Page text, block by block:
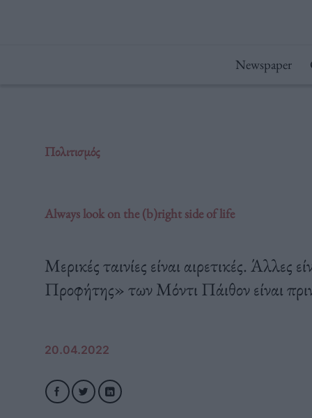
Newspaper
Πολιτισμός
Always look on the (b)right side of life
Μερικές ταινίες είναι αιρετικές.
Προφήτης» των Μόντι Πάιθον είναι
20.04.2022